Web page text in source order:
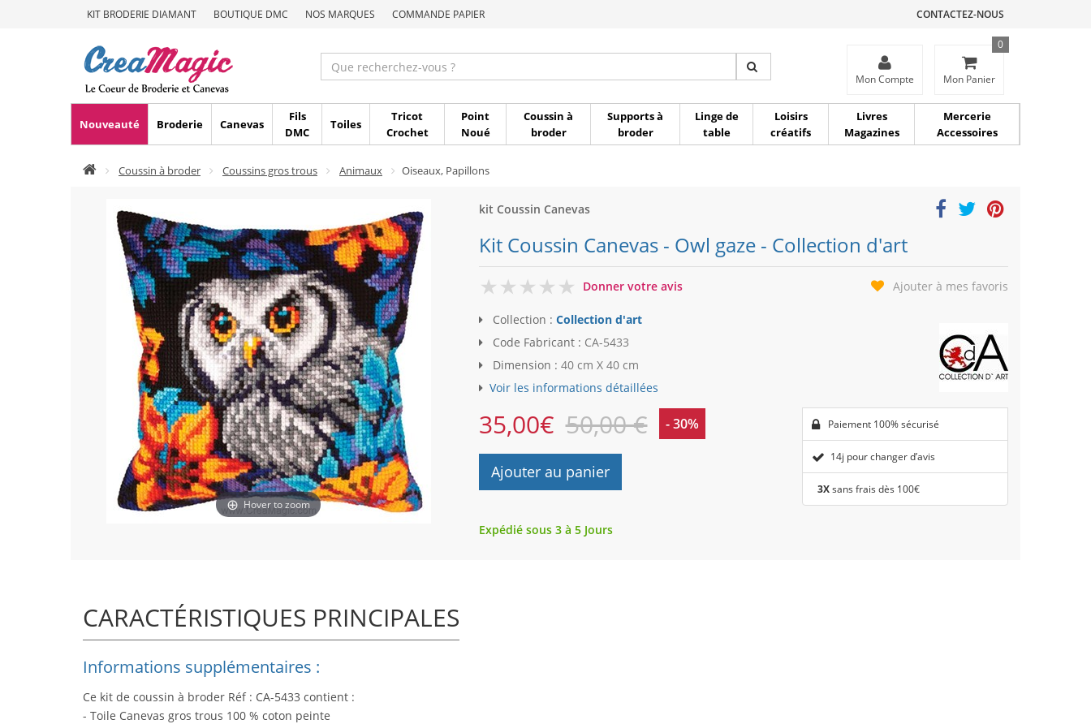
KIT BRODERIE DIAMANT BOUTIQUE DMC NOS MARQUES COMMANDE PAPIER CONTACTEZ-NOUS
Mon Compte Mon Panier
0
Nouveauté Broderie Canevas
Fils
DMC
Toiles
Tricot
Crochet
Point
Noué
Coussin à
broder
Supports à
broder
Linge de
table
Loisirs
créatifs
Livres
Magazines
Mercerie
Accessoires
Coussin à broder Coussins gros trous Animaux Oiseaux, Papillons
Hover to zoom
kit Coussin Canevas
Kit Coussin Canevas - Owl gaze - Collection d'art
0
Donner votre avis Ajouter à mes favoris
Collection : Collection d'art
Code Fabricant : CA-5433
Dimension : 40 cm X 40 cm
Voir les informations détaillées
35,00€ 50,00 € - 30%
Ajouter au panier
Paiement 100% sécurisé
14j pour changer d’avis
3Xsans frais dès 100€
Expédié sous 3 à 5 Jours
CARACTÉRISTIQUES PRINCIPALES
Informations supplémentaires :
Ce kit de coussin à broder Réf : CA-5433 contient :
- Toile Canevas gros trous 100 % coton peinte